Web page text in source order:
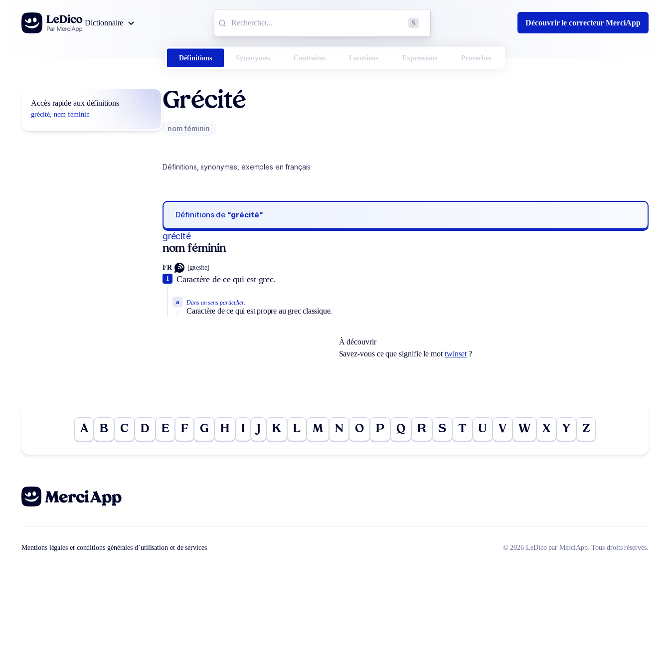
Aller au contenu
Dictionnaire
S Découvrir le correcteur MerciApp
Définitions Synonymes Contraires Locutions Expressions Proverbes
Accès rapide aux définitions
grécité, nom féminin
Grécité
nom féminin
Définitions, synonymes, exemples en français
Définitions de “grécité“
grécité
nom féminin
FR [gʀesite]
Caractère de ce qui est grec.
1
Dans un sens particulier.
Caractère de ce qui est propre au grec classique.
a
À découvrir
Savez-vous ce que signifie le mot twinset ?
A B C D E F G H I K L M N O P Q R S T U V W X Y Z
Mentions légales et conditions générales d’utilisation et de services © 2026 LeDico par MerciApp. Tous droits réservés.